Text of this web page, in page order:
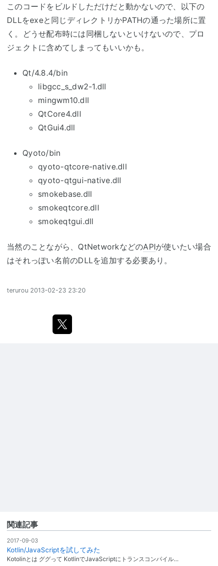
このコードをビルドしただけだと動かないので、以下の
DLLをexeと同じディレクトリかPATHの通った場所に置
く。どうせ配布時には同梱しないといけないので、プロ
ジェクトに含めてしまってもいいかも。
Qt/4.8.4/bin
libgcc_s_dw2-1.dll
mingwm10.dll
QtCore4.dll
QtGui4.dll
Qyoto/bin
qyoto-qtcore-native.dll
qyoto-qtgui-native.dll
smokebase.dll
smokeqtcore.dll
smokeqtgui.dll
当然のことながら、QtNetworkなどのAPIが使いたい場合
はそれっぽい名前のDLLを追加する必要あり。
terurou 2013-02-23 23:20
関連記事
2017-09-03
Kotlin/JavaScriptを試してみた
Kotolinとは ググって KotlinでJavaScriptにトランスコンパイル…